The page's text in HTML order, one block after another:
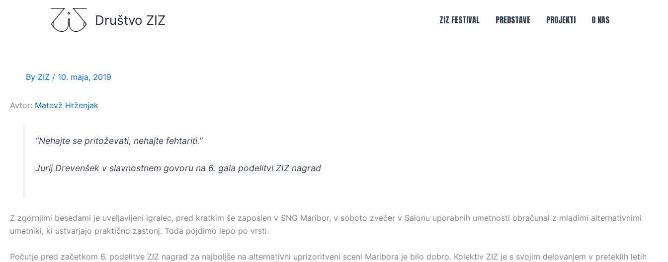
Društvo ZIZ ZIZ FESTIVAL PREDSTAVE PROJEKTI O NAS
By ZIZ / 10. maja, 2019
Avtor: Matevž Hrženjak
“Nehajte se pritoževati, nehajte fehtariti.”
Jurij Drevenšek v slavnostnem govoru na 6. gala podelitvi ZIZ nagrad
Z zgornjimi besedami je uveljavljeni igralec, pred kratkim še zaposlen v SNG Maribor, v soboto zvečer v Salonu uporabnih umetnosti obračunal z mladimi alternativnimi
umetniki, ki ustvarjajo praktično zastonj. Toda pojdimo lepo po vrsti.
Počutje pred začetkom 6. podelitve ZIZ nagrad za najboljše na alternativni uprizoritveni sceni Maribora je bilo dobro. Kolektiv ZIZ je s svojim delovanjem v preteklih letih